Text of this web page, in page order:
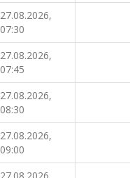
27.08.2026,
07:30
27.08.2026,
07:45
27.08.2026,
08:30
27.08.2026,
09:00